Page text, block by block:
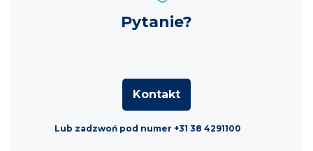
Pytanie?
Kontakt
Lub zadzwoń pod numer +31 38 4291100